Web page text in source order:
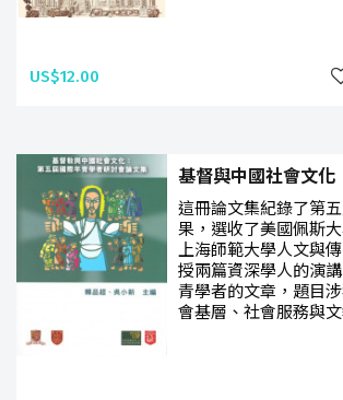
US$12.00
基督與中國社會文化
這冊論文集紀錄了第
果，選收了美國佩斯
上海師範大學人文與
授兩篇資深學人的演
青學者的文章，題目
會基層、社會服務與